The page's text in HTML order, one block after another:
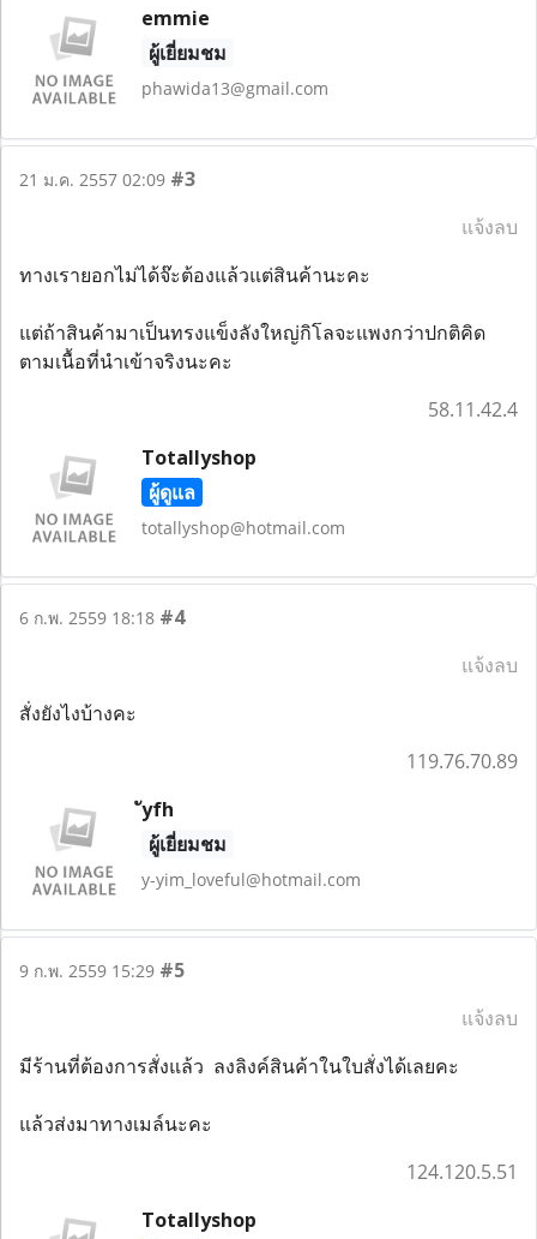
emmie
ผู้เยี่ยมชม
phawida13@gmail.com
21 ม.ค. 2557 02:09 #3
แจ้งลบ
ทางเรายอกไม่ได้จ๊ะต้องแล้วแต่สินค้านะคะ
แต่ถ้าสินค้ามาเป็นทรงแข็งลังใหญ่กิโลจะแพงกว่าปกติคิด
ตามเนื้อที่นำเข้าจริงนะคะ
58.11.42.4
Totallyshop
ผู้ดูแล
totallyshop@hotmail.com
6 ก.พ. 2559 18:18 #4
แจ้งลบ
สั่งยังไงบ้างคะ
119.76.70.89
ัyfh
ผู้เยี่ยมชม
y-yim_loveful@hotmail.com
9 ก.พ. 2559 15:29 #5
แจ้งลบ
มีร้านที่ต้องการสั่งแล้ว ลงลิงค์สินค้าในใบสั่งได้เลยคะ
แล้วส่งมาทางเมล์นะคะ
124.120.5.51
Totallyshop